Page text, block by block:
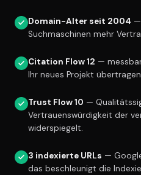
Domain-Alter seit 2004 —
Suchmaschinen mehr
Citation Flow 12 —
Ihr neues Projekt
Trust Flow 10 —
Vertrauenswürdigkeit der
widerspiegelt.
3 indexierte URLs —
das beschleunigt die